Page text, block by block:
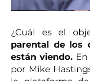
¿Cuál es el
parental de los
están viendo.
por Mike